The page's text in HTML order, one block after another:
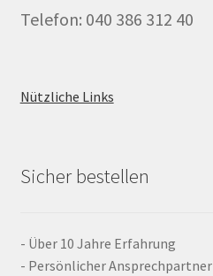
Telefon: 040 386 312 40
Nützliche Links
Sicher bestellen
- Über 10 Jahre Erfahrung
- Persönlicher Ansprechpartner